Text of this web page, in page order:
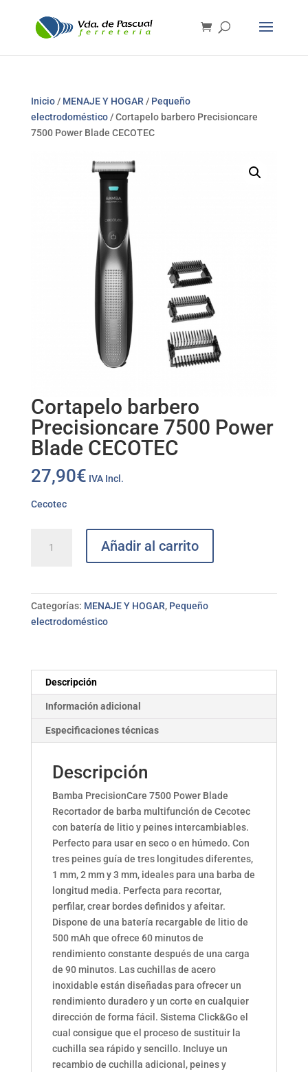
Inicio/ MENAJE Y HOGAR / Pequeño
electrodoméstico/ Cortapelo barbero Precisioncare
7500 Power Blade CECOTEC
Cortapelo barbero
Precisioncare 7500 Power
Blade CECOTEC
27,90€ IVA Incl.
Cecotec
barbero
Blade
Añadir al carrito
Categorías: MENAJE Y HOGAR, Pequeño
electrodoméstico
Descripción
Información adicional
Especificaciones técnicas
Descripción
Bamba PrecisionCare 7500 Power Blade
Recortador de barba multifunción de Cecotec
con batería de litio y peines intercambiables.
Perfecto para usar en seco o en húmedo. Con
tres peines guía de tres longitudes diferentes,
1 mm, 2 mm y 3 mm, ideales para una barba de
longitud media. Perfecta para recortar,
perfilar, crear bordes definidos y afeitar.
Dispone de una batería recargable de litio de
500 mAh que ofrece 60 minutos de
rendimiento constante después de una carga
de 90 minutos. Las cuchillas de acero
inoxidable están diseñadas para ofrecer un
rendimiento duradero y un corte en cualquier
dirección de forma fácil. Sistema Click&Go el
cual consigue que el proceso de sustituir la
cuchilla sea rápido y sencillo. Incluye un
recambio de cuchilla adicional, peines y